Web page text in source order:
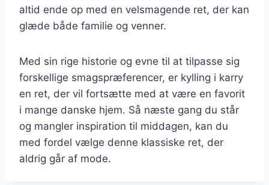
altid ende op med en velsmagende ret, der kan
glæde både familie og venner.
Med sin rige historie og evne til at tilpasse sig
forskellige smagspræferencer, er kylling i karry
en ret, der vil fortsætte med at være en favorit
i mange danske hjem. Så næste gang du står
og mangler inspiration til middagen, kan du
med fordel vælge denne klassiske ret, der
aldrig går af mode.